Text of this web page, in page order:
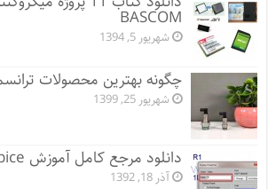
BASCOM
شهریور 5, 1394
چگونه بهترین محصولات
شهریور 25, 1399
دانلود مرجع کامل آموزش OrCAD PSpice
آذر 18, 1392